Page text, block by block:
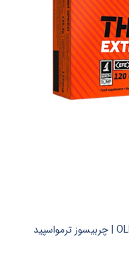
OLIMP Thermo speed extreme – 120 caps | چربیسوز ترمواسپید